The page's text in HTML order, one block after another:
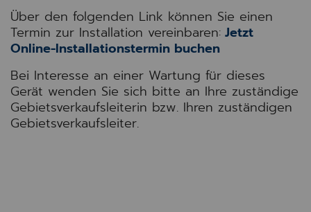
Über den folgenden Link können Sie einen
Termin zur Installation vereinbaren: Jetzt
Online-Installationstermin buchen
Bei Interesse an einer Wartung für dieses
Gerät wenden Sie sich bitte an Ihre zuständige
Gebietsverkaufsleiterin bzw. Ihren zuständigen
Gebietsverkaufsleiter.